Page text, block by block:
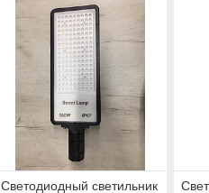
Светодиодный светильник